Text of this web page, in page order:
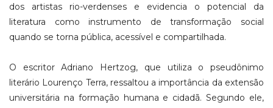
dos artistas rio-verdenses e evidencia o potencial da
literatura como instrumento de transformação social
quando se torna pública, acessível e compartilhada.
O escritor Adriano Hertzog, que utiliza o pseudônimo
literário Lourenço Terra, ressaltou a importância da extensão
universitária na formação humana e cidadã. Segundo ele,